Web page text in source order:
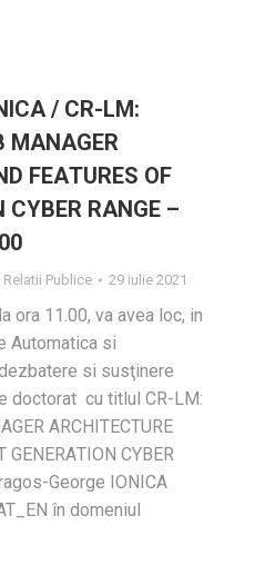
/ CR-LM:
MАNАGER
FEАTURES ОF
CYBER RАNGE –
Relatii Publice 29 iulie 2021
ora 11.00, va avea loc, in
Automatica si
si susţinere
doctorat cu titlul CR-LM:
АRCHITECTURE
GENERАTIОN CYBER
Geоrge IОNICА
în domeniul